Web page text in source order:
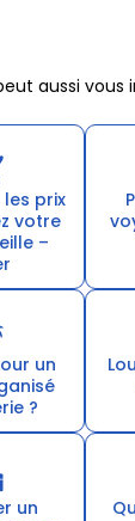
aussi vous
prix
votre
–
un
?
un